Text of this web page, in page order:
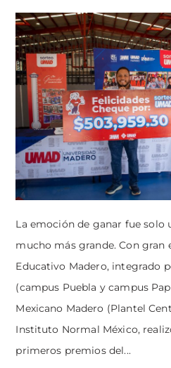
La emoción de ganar fue solo
mucho más grande. Con gran
Educativo Madero, integrado
(campus Puebla y campus
Mexicano Madero (Plantel
Instituto Normal México,
primeros premios del...